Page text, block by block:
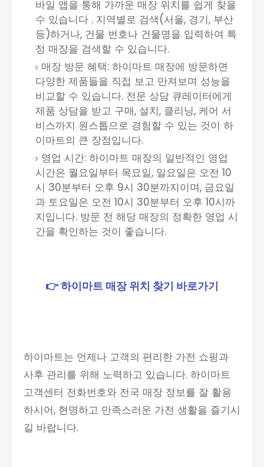
바일 앱을 통해 가까운 매장 위치를 쉽게 찾을
수 있습니다 . 지역별로 검색(서울, 경기, 부산
등)하거나, 건물 번호나 건물명을 입력하여 특
정 매장을 검색할 수 있습니다.
매장 방문 혜택: 하이마트 매장에 방문하면
다양한 제품들을 직접 보고 만져보며 성능을
비교할 수 있습니다. 전문 상담 큐레이터에게
제품 상담을 받고 구매, 설치, 클리닝, 케어 서
비스까지 원스톱으로 경험할 수 있는 것이 하
이마트의 큰 장점입니다.
영업 시간: 하이마트 매장의 일반적인 영업
시간은 월요일부터 목요일, 일요일은 오전 10
시 30분부터 오후 9시 30분까지이며, 금요일
과 토요일은 오전 10시 30분부터 오후 10시까
지입니다. 방문 전 해당 매장의 정확한 영업 시
간을 확인하는 것이 좋습니다.
👉 하이마트 매장 위치 찾기 바로가기
하이마트는 언제나 고객의 편리한 가전 쇼핑과
사후 관리를 위해 노력하고 있습니다. 하이마트
고객센터 전화번호와 전국 매장 정보를 잘 활용
하시어, 현명하고 만족스러운 가전 생활을 즐기시
길 바랍니다.